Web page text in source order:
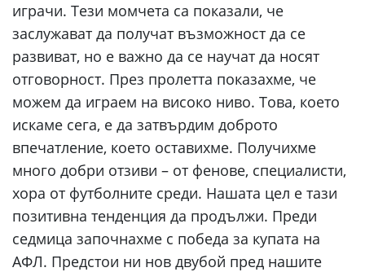
играчи. Тези момчета са показали, че
заслужават да получат възможност да се
развиват, но е важно да се научат да носят
отговорност. През пролетта показахме, че
можем да играем на високо ниво. Това, което
искаме сега, е да затвърдим доброто
впечатление, което оставихме. Получихме
много добри отзиви – от фенове, специалисти,
хора от футболните среди. Нашата цел е тази
позитивна тенденция да продължи. Преди
седмица започнахме с победа за купата на
АФЛ. Предстои ни нов двубой пред нашите